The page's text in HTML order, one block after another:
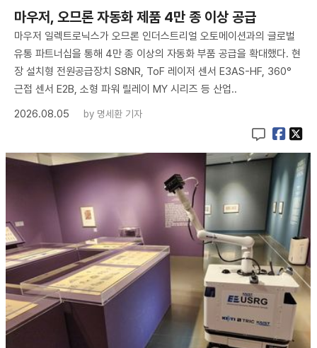
마우저, 오므론 자동화 제품 4만 종 이상 공급
마우저 일렉트로닉스가 오므론 인더스트리얼 오토메이션과의 글로벌
유통 파트너십을 통해 4만 종 이상의 자동화 부품 공급을 확대했다. 현
장 설치형 전원공급장치 S8NR, ToF 레이저 센서 E3AS-HF, 360°
근접 센서 E2B, 소형 파워 릴레이 MY 시리즈 등 산업..
2026.08.05
by 명세환 기자